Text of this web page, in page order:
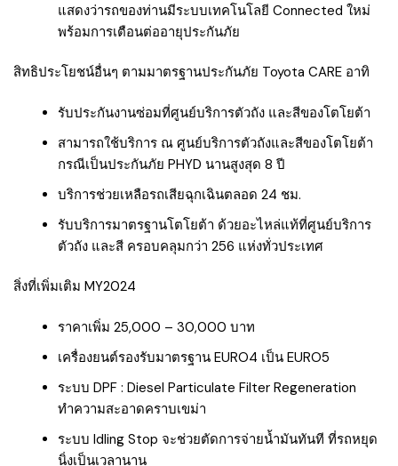
แสดงว่ารถของท่านมีระบบเทคโนโลยี Connected ใหม่
พร้อมการเตือนต่ออายุประกันภัย
สิทธิประโยชน์อื่นๆ ตามมาตรฐานประกันภัย Toyota CARE อาทิ
รับประกันงานซ่อมที่ศูนย์บริการตัวถัง และสีของโตโยต้า
สามารถใช้บริการ ณ ศูนย์บริการตัวถังและสีของโตโยต้า
กรณีเป็นประกันภัย PHYD นานสูงสุด 8 ปี
บริการช่วยเหลือรถเสียฉุกเฉินตลอด 24 ชม.
รับบริการมาตรฐานโตโยต้า ด้วยอะไหล่แท้ที่ศูนย์บริการ
ตัวถัง และสี ครอบคลุมกว่า 256 แห่งทั่วประเทศ
สิ่งที่เพิ่มเติม MY2024
ราคาเพิ่ม 25,000 – 30,000 บาท
เครื่องยนต์รองรับมาตรฐาน EURO4 เป็น EURO5
ระบบ DPF : Diesel Particulate Filter Regeneration
ทำความสะอาดคราบเขม่า
ระบบ Idling Stop จะช่วยตัดการจ่ายน้ำมันทันที ที่รถหยุด
นิ่งเป็นเวลานาน